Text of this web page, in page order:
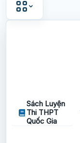
Sách Luyện
Thi THPT
Quốc Gia